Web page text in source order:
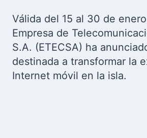
Válida del 15 al 30 de
Empresa de
S.A. (ETECSA) ha
destinada a transformar la
Internet móvil en la isla.